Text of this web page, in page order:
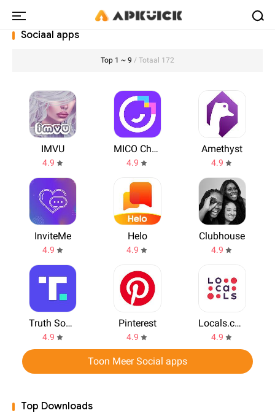
Sociaal apps
Top 1 ~ 9 / Totaal 172
IMVU
4.9
MICO Chat: Make New Friends & Live Chat
4.9
Amethyst
4.9
InviteMe
4.9
Helo
4.9
Clubhouse
4.9
Truth Social
4.9
Pinterest
4.9
Locals.com
4.9
Toon Meer Social apps
Top Downloads